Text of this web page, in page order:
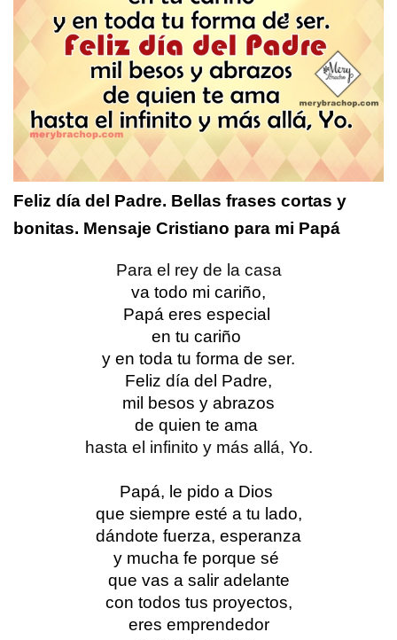
Feliz día del Padre. Bellas frases cortas y
bonitas. Mensaje Cristiano para mi Papá
Para el rey de la casa
va todo mi cariño,
Papá eres especial
en tu cariño
y en toda tu forma de ser.
Feliz día del Padre,
mil besos y abrazos
de quien te ama
hasta el infinito y más allá, Yo.
Papá, le pido a Dios
que siempre esté a tu lado,
dándote fuerza, esperanza
y mucha fe porque sé
que vas a salir adelante
con todos tus proyectos,
eres emprendedor